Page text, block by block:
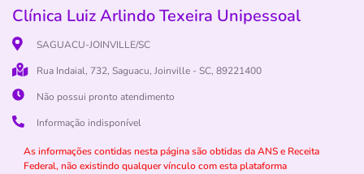
Clínica Luiz Arlindo Texeira Unipessoal
SAGUACU-JOINVILLE/SC
Rua Indaial, 732, Saguacu, Joinville - SC, 89221400
Não possui pronto atendimento
Informação indisponível
As informações contidas nesta página são obtidas da ANS e Receita
Federal, não existindo qualquer vínculo com esta plataforma